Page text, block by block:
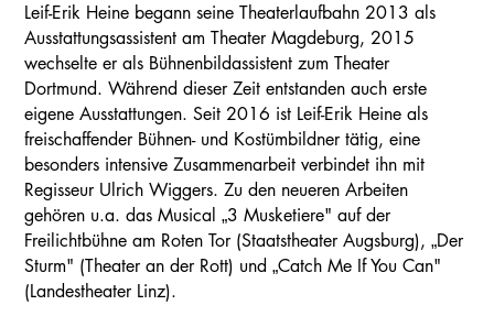
Leif-Erik Heine begann seine Theaterlaufbahn 2013 als
Ausstattungsassistent am Theater Magdeburg, 2015
wechselte er als Bühnenbildassistent zum Theater
Dortmund. Während dieser Zeit entstanden auch erste
eigene Ausstattungen. Seit 2016 ist Leif-Erik Heine als
freischaffender Bühnen- und Kostümbildner tätig, eine
besonders intensive Zusammenarbeit verbindet ihn mit
Regisseur Ulrich Wiggers. Zu den neueren Arbeiten
gehören u.a. das Musical „3 Musketiere" auf der
Freilichtbühne am Roten Tor (Staatstheater Augsburg), „Der
Sturm" (Theater an der Rott) und „Catch Me If You Can"
(Landestheater Linz).